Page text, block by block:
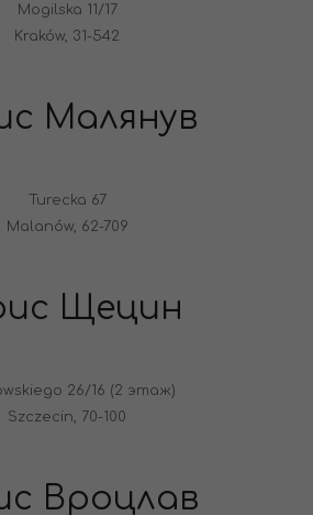
Mogilska 11/17
Kraków, 31-542
Малянув
Turecka 67
Malanów, 62-709
Щецин
26/16 (2 этаж)
Szczecin, 70-100
Вроцлав